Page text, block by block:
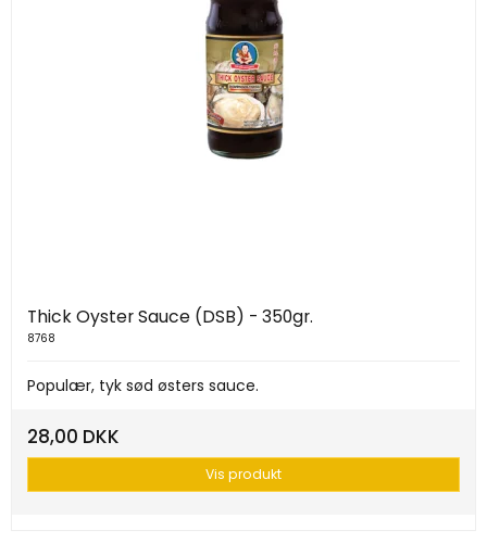
Thick Oyster Sauce (DSB) - 350gr.
8768
Populær, tyk sød østers sauce.
28,00 DKK
Vis produkt